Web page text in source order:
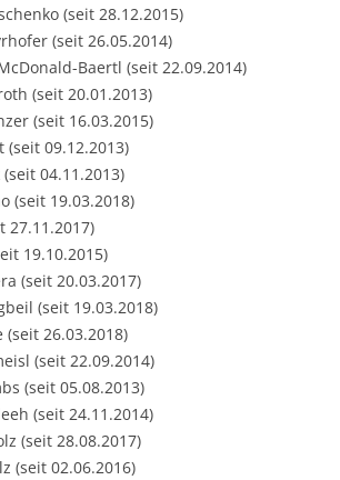
(seit 28.12.2015)
(seit 26.05.2014)
Baertl (seit 22.09.2014)
(seit 20.01.2013)
(seit 16.03.2015)
(seit 09.12.2013)
04.11.2013)
(seit 19.03.2018)
27.11.2017)
19.10.2015)
(seit 20.03.2017)
(seit 19.03.2018)
(seit 26.03.2018)
(seit 22.09.2014)
(seit 05.08.2013)
(seit 24.11.2014)
(seit 28.08.2017)
(seit 02.06.2016)